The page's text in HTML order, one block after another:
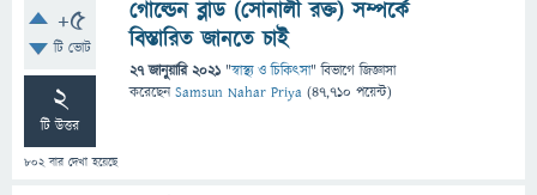
+5
টি ভোট
2
টি উত্তর
802বার দেখা হয়েছে
গোল্ডেন ব্লাড (সোনালী রক্ত) সম্পর্কে
বিস্তারিত জানতে চাই
27 জানুয়ারি 2021 "স্বাস্থ্য ও চিকিৎসা" বিভাগে জিজ্ঞাসা
করেছেনSamsun Nahar Priya (47,710 পয়েন্ট)